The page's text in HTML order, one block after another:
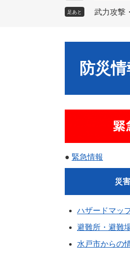
足あと 武力攻撃
防災
● 緊急情報
災
ハザードマッ
避難所・避難
水戸市からの